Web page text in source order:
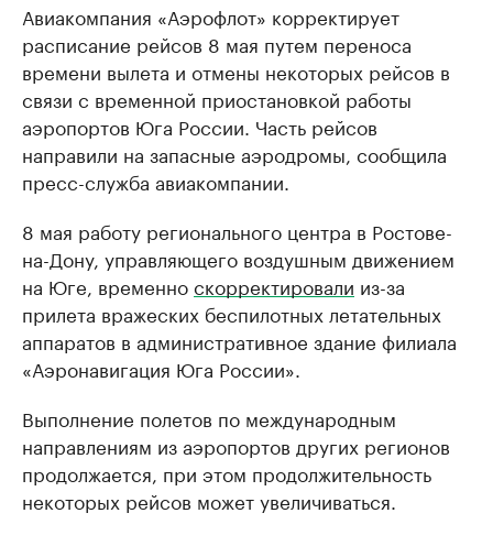
Авиакомпания «Аэрофлот» корректирует
расписание рейсов 8 мая путем переноса
времени вылета и отмены некоторых рейсов в
связи с временной приостановкой работы
аэропортов Юга России. Часть рейсов
направили на запасные аэродромы, сообщила
пресс-служба авиакомпании.
8 мая работу регионального центра в Ростове-
на-Дону, управляющего воздушным движением
на Юге, временноскорректировали из-за
прилета вражеских беспилотных летательных
аппаратов в административное здание филиала
«Аэронавигация Юга России».
Выполнение полетов по международным
направлениям из аэропортов других регионов
продолжается, при этом продолжительность
некоторых рейсов может увеличиваться.